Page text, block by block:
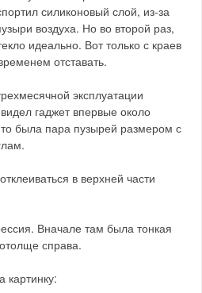
силиконовый слой, из-за
воздуха. Но во второй раз,
идеально. Вот только с краев
отставать.
эксплуатации
гаджет впервые около
была пара пузырей размером с
в верхней части
Вначале там была тонкая
справа.
картинку: